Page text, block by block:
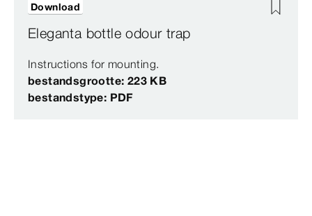
Eleganta bottle odour trap
Instructions for mounting.
bestandsgrootte: 223 KB
bestandstype: PDF
Download